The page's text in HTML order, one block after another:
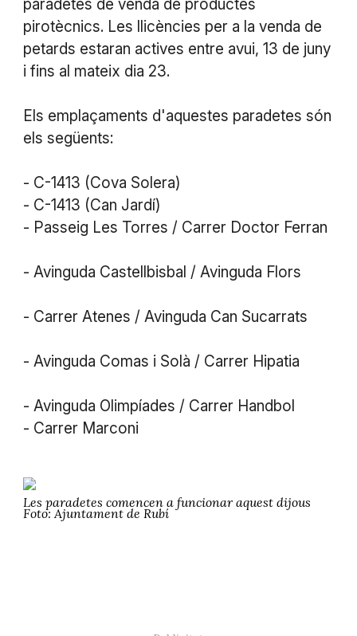
paradetes de venda de productes
pirotècnics. Les llicències per a la venda de
petards estaran actives entre avui, 13 de juny
i fins al mateix dia 23.
Els emplaçaments d'aquestes paradetes són
els següents:
- C-1413 (Cova Solera)
- C-1413 (Can Jardí)
- Passeig Les Torres / Carrer Doctor Ferran
- Avinguda Castellbisbal / Avinguda Flors
- Carrer Atenes / Avinguda Can Sucarrats
- Avinguda Comas i Solà / Carrer Hipatia
- Avinguda Olimpíades / Carrer Handbol
- Carrer Marconi
Les paradetes comencen a funcionar aquest dijous
Foto: Ajuntament de Rubí